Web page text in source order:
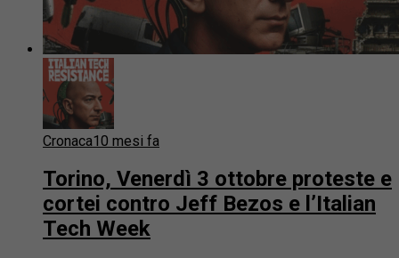
Cronaca10 mesi fa
Torino, Venerdì 3 ottobre proteste e
cortei contro Jeff Bezos e l’Italian
Tech Week